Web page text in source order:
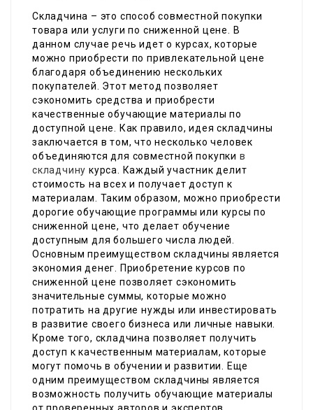
Складчина – это способ совместной покупки
товара или услуги по сниженной цене. В
данном случае речь идет о курсах, которые
можно приобрести по привлекательной цене
благодаря объединению нескольких
покупателей. Этот метод позволяет
сэкономить средства и приобрести
качественные обучающие материалы по
доступной цене. Как правило, идея складчины
заключается в том, что несколько человек
объединяются для совместной покупки в
складчину курса. Каждый участник делит
стоимость на всех и получает доступ к
материалам. Таким образом, можно приобрести
дорогие обучающие программы или курсы по
сниженной цене, что делает обучение
доступным для большего числа людей.
Основным преимуществом складчины является
экономия денег. Приобретение курсов по
сниженной цене позволяет сэкономить
значительные суммы, которые можно
потратить на другие нужды или инвестировать
в развитие своего бизнеса или личные навыки.
Кроме того, складчина позволяет получить
доступ к качественным материалам, которые
могут помочь в обучении и развитии. Еще
одним преимуществом складчины является
возможность получить обучающие материалы